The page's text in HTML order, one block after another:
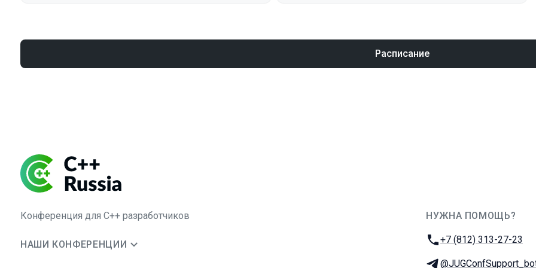
Расписание
Конференция для C++ разработчиков
НАШИ КОНФЕРЕНЦИИ
НУЖНА ПОМОЩЬ?
Телефон:
+7 (812) 313-27-23
Телеграм: